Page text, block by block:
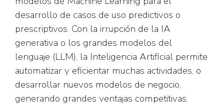
desarrollo de casos de uso predictivos o
prescriptivos. Con la irrupción de la IA
generativa o los grandes modelos del
lenguaje (LLM), la Inteligencia Artificial permite
automatizar y eficientar muchas actividades, o
desarrollar nuevos modelos de negocio,
generando grandes ventajas competitivas.